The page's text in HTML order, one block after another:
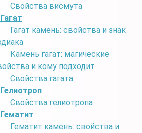
Свойства висмута
Гагат
Гагат камень: свойства и знак
Камень гагат: магические
и кому подходит
Свойства гагата
Гелиотроп
Свойства гелиотропа
Гематит
Гематит камень: свойства и